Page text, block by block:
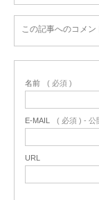
この記事へのコメン
名前 ( 必須 )
E-MAIL ( 必須 ) - 公
URL